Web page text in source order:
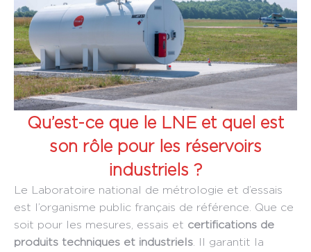
Qu’est-ce que le LNE et quel est
son rôle pour les réservoirs
industriels ?
Le Laboratoire national de métrologie et d’essais
est l’organisme public français de référence. Que ce
soit pour les mesures, essais et certifications de
produits techniques et industriels . Il garantit la